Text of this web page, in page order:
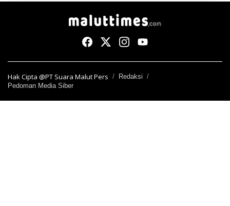
Hak Cipta @PT Suara Malut Pers
Redaksi
Pedoman Media Siber